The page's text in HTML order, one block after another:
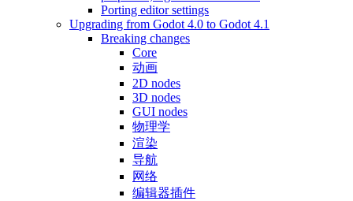
Porting editor settings
Upgrading from Godot 4.0 to Godot 4.1
Breaking changes
Core
动画
2D nodes
3D nodes
GUI nodes
物理学
渲染
导航
网络
编辑器插件